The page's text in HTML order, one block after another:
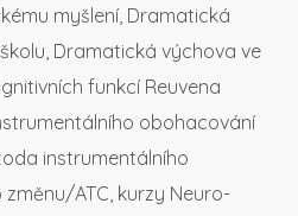
myšlení, Dramatická
Dramatická výchova ve
funkcí Reuvena
obohacování
instrumentálního
změnu/ATC, kurzy Neuro-